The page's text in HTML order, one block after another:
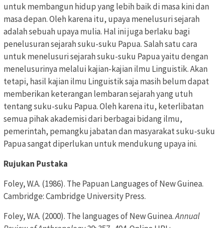
untuk membangun hidup yang lebih baik di masa kini dan
masa depan. Oleh karena itu, upaya menelusuri sejarah
adalah sebuah upaya mulia. Hal ini juga berlaku bagi
penelusuran sejarah suku-suku Papua. Salah satu cara
untuk menelusuri sejarah suku-suku Papua yaitu dengan
menelusurinya melalui kajian-kajian ilmu Linguistik. Akan
tetapi, hasil kajian ilmu Linguistik saja masih belum dapat
memberikan keterangan lembaran sejarah yang utuh
tentang suku-suku Papua. Oleh karena itu, keterlibatan
semua pihak akademisi dari berbagai bidang ilmu,
pemerintah, pemangku jabatan dan masyarakat suku-suku
Papua sangat diperlukan untuk mendukung upaya ini.
Rujukan Pustaka
Foley, W.A. (1986). The Papuan Languages of New Guinea.
Cambridge: Cambridge University Press.
Foley, W.A. (2000). The languages of New Guinea.Annual